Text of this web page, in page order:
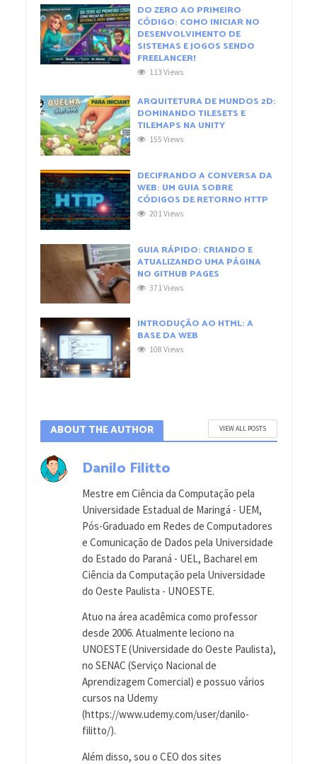
DO ZERO AO PRIMEIRO
CÓDIGO: COMO INICIAR NO
DESENVOLVIMENTO DE
SISTEMAS E JOGOS SENDO
FREELANCER!
113 Views
ARQUITETURA DE MUNDOS 2D:
DOMINANDO TILESETS E
TILEMAPS NA UNITY
155 Views
DECIFRANDO A CONVERSA DA
WEB: UM GUIA SOBRE
CÓDIGOS DE RETORNO HTTP
201 Views
GUIA RÁPIDO: CRIANDO E
ATUALIZANDO UMA PÁGINA
NO GITHUB PAGES
371 Views
INTRODUÇÃO AO HTML: A
BASE DA WEB
108 Views
ABOUT THE AUTHOR VIEW ALL POSTS
Danilo Filitto
Mestre em Ciência da Computação pela
Universidade Estadual de Maringá - UEM,
Pós-Graduado em Redes de Computadores
e Comunicação de Dados pela Universidade
do Estado do Paraná - UEL, Bacharel em
Ciência da Computação pela Universidade
do Oeste Paulista - UNOESTE.
Atuo na área acadêmica como professor
desde 2006. Atualmente leciono na
UNOESTE (Universidade do Oeste Paulista),
no SENAC (Serviço Nacional de
Aprendizagem Comercial) e possuo vários
cursos na Udemy
(https://www.udemy.com/user/danilo-
filitto/).
Além disso, sou o CEO dos sites